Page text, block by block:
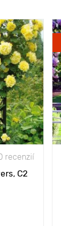
recenzií
C2